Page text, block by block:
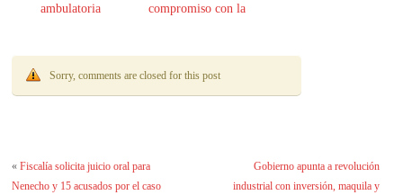
ambulatoria
compromiso con la
Sorry, comments are closed for this post
«Fiscalía solicita juicio oral para
Nenecho y 15 acusados por el caso
Gobierno apunta a revolución
industrial con inversión, maquila y